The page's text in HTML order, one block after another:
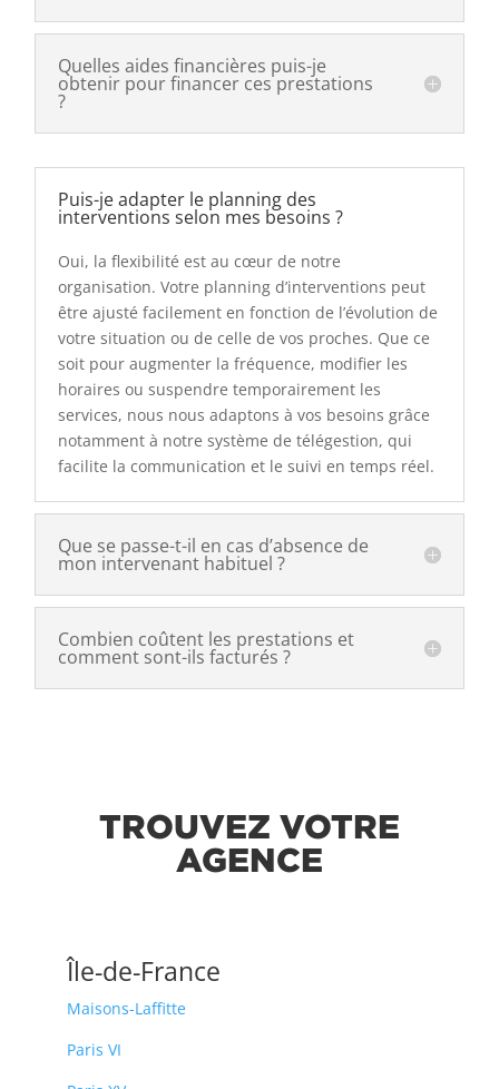
Quelles aides financières puis-je
obtenir pour financer ces prestations
?
Puis-je adapter le planning des
interventions selon mes besoins ?
Oui, la flexibilité est au cœur de notre
organisation. Votre planning d’interventions peut
être ajusté facilement en fonction de l’évolution de
votre situation ou de celle de vos proches. Que ce
soit pour augmenter la fréquence, modifier les
horaires ou suspendre temporairement les
services, nous nous adaptons à vos besoins grâce
notamment à notre système de télégestion, qui
facilite la communication et le suivi en temps réel.
Que se passe-t-il en cas d’absence de
mon intervenant habituel ?
Combien coûtent les prestations et
comment sont-ils facturés ?
TROUVEZ VOTRE
AGENCE
Île-de-France
Maisons-Laffitte
Paris VI